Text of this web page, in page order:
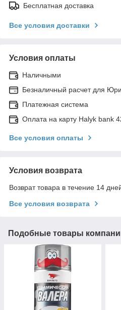
Бесплатная доставка
Все условия доставки
Условия оплаты
Наличными
Безналичный расчет для
Платежная система
Оплата на карту Halyk bank
Все условия оплаты
Условия возврата
Возврат товара в течение 14
Все условия возврата
Подобные товары